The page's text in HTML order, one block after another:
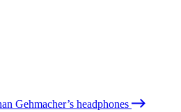
Gehmacher’s headphones